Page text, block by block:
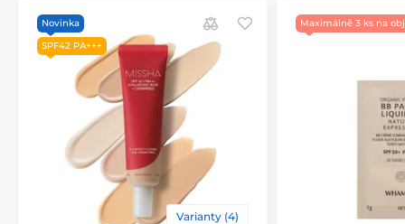
Novinka
SPF42 PA+++
Varianty (4)
Maximálně 3 ks na